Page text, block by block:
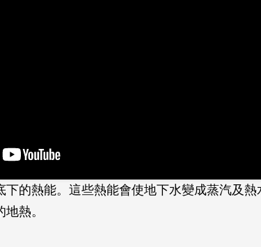
下的熱能。這些熱能會使地下水變成蒸汽及熱
熱。